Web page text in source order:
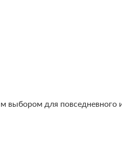
для повседневного